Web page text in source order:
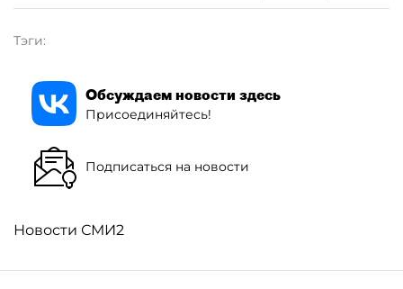
Тэги:
Обсуждаем новости здесь
Присоединяйтесь!
Подписаться на новости
Новости СМИ2